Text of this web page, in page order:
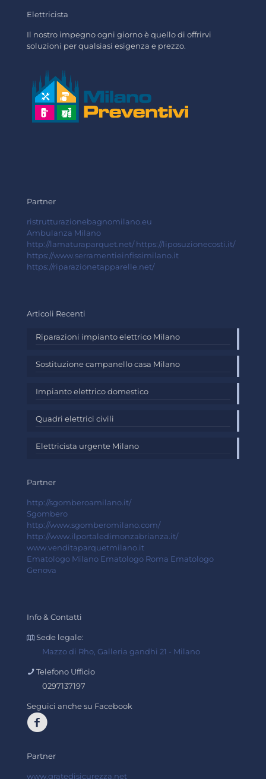
Elettricista
Il nostro impegno ogni giorno è quello di offrirvi
soluzioni per qualsiasi esigenza e prezzo.
Partner
ristrutturazionebagnomilano.eu
Ambulanza Milano
http://lamaturaparquet.net/ https://liposuzionecosti.it/
https://www.serramentieinfissimilano.it
https://riparazionetapparelle.net/
Articoli Recenti
Riparazioni impianto elettrico Milano
Sostituzione campanello casa Milano
Impianto elettrico domestico
Quadri elettrici civili
Elettricista urgente Milano
Partner
http://sgomberoamilano.it/
Sgombero
http://www.sgomberomilano.com/
http://www.ilportaledimonzabrianza.it/
www.venditaparquetmilano.it
Ematologo Milano Ematologo Roma Ematologo
Genova
Info & Contatti
Sede legale:
Mazzo di Rho, Galleria gandhi 21 - Milano
Telefono Ufficio
0297137197
Seguici anche su Facebook
Partner
www.gratedisicurezza.net